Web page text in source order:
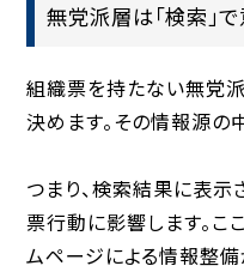
無党派層は「検索」
組織票を持たない無党
決めます。その情報源の
つまり、検索結果に表示
票行動に影響します。こ
ムページによる情報整備